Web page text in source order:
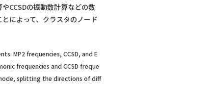
CCSDの振動数計算などの数
によって、クラスタのノード
MP2 frequencies, CCSD, and E
frequencies and CCSD freque
splitting the directions of diff